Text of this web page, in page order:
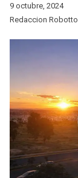
9 octubre, 2024
Redaccion Robotto